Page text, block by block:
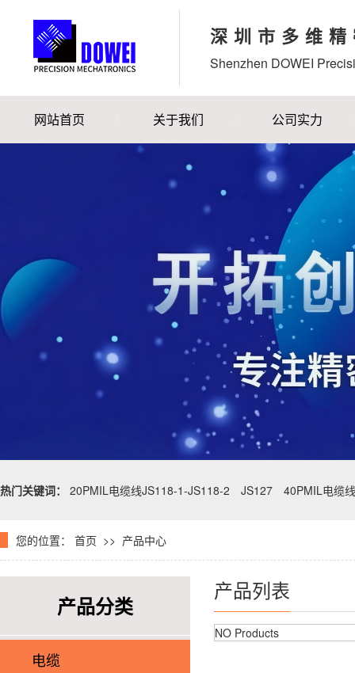
深圳市多维
Shenzhen DOWEI
网站首页 关于我们 公司实力
热门关键词： 20PMIL电缆线JS118-1-JS118-2 JS127 40PMIL电缆
您的位置： 首页 >> 产品中心
产品分类
电缆
产品列表
NO Products